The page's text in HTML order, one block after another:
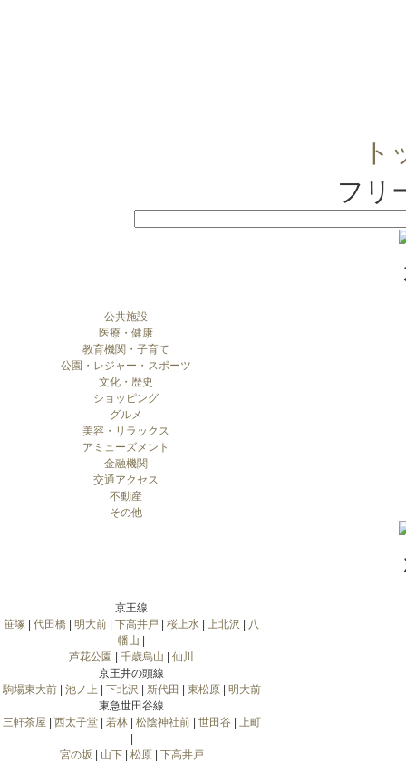
ト
フリ
公共施設
医療・健康
教育機関・子育て
公園・レジャー・スポーツ
文化・歴史
ショッピング
グルメ
美容・リラックス
アミューズメント
金融機関
交通アクセス
不動産
その他
京王線
笹塚
代田橋 明大前 下高井戸 桜上水 上北沢
八
幡山
芦花公園
千歳烏山
仙川
京王井の頭線
駒場東大前| 池ノ上 下北沢 新代田 東松原| 明大前
東急世田谷線
三軒茶屋
西太子堂| 若林| 松陰神社前| 世田谷
上町
宮の坂
山下| 松原| 下高井戸